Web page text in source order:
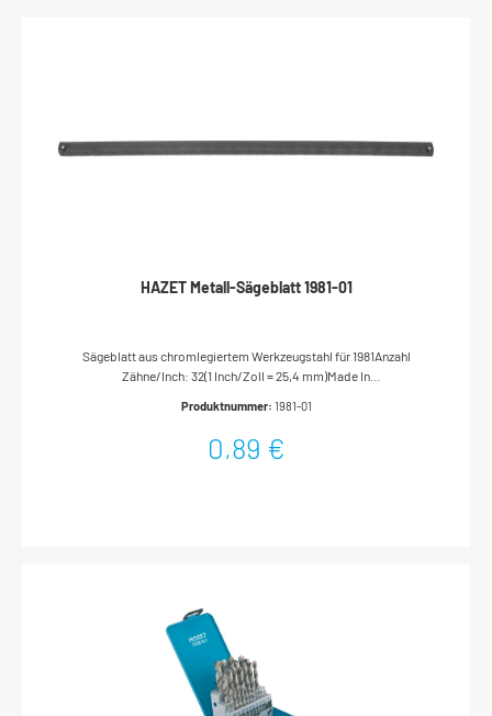
HAZET Metall-Sägeblatt 1981-01
Sägeblatt aus chromlegiertem Werkzeugstahl für 1981Anzahl
Zähne/Inch: 32(1 Inch/Zoll = 25,4 mm)Made In
Produktnummer: 1981-01
0,89 €